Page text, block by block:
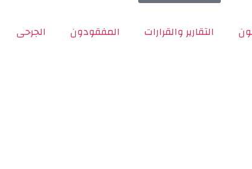
التقارير والقرارات المفقودون الجرحى